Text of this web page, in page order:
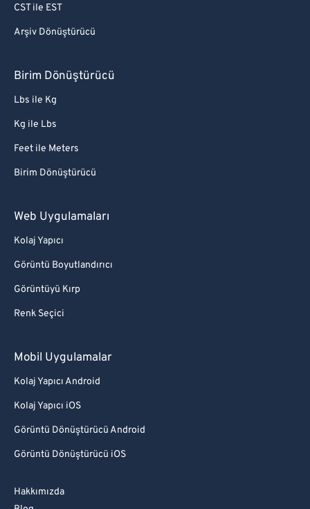
CST ile EST
Arşiv Dönüştürücü
Birim Dönüştürücü
Lbs ile Kg
Kg ile Lbs
Feet ile Meters
Birim Dönüştürücü
Web Uygulamaları
Kolaj Yapıcı
Görüntü Boyutlandırıcı
Görüntüyü Kırp
Renk Seçici
Mobil Uygulamalar
Kolaj Yapıcı Android
Kolaj Yapıcı iOS
Görüntü Dönüştürücü Android
Görüntü Dönüştürücü iOS
Hakkımızda